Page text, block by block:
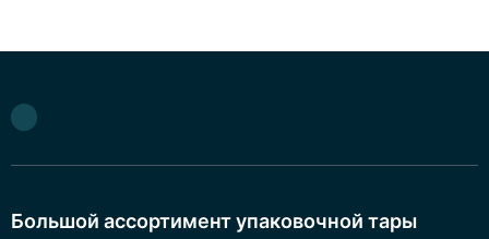
Большой ассортимент упаковочной тары